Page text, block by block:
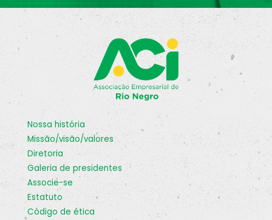
nossa história
missão/visão/valores
diretoria
galeria de presidentes
associe-se
estatuto
código de ética